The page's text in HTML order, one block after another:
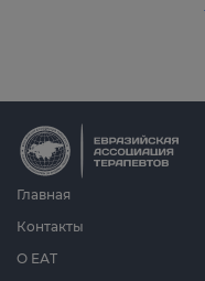
Главная
О ЕАТ
Контакты